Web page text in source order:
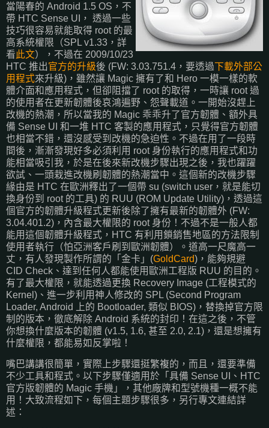
當陽春的 Android 1.5 OS，不
帶 HTC Sense UI， 透過一些
技巧很容易就能取得 root 的最
高系統權限（SPL v1.33，詳
看此文），不過在 2009/10/23
HTC 推出官方的升級後 (FW: 3.03.751.4，要透過下載外部公
用程式來升級)，雖然讓 Magic 擁有了和 Hero 一模一樣的軟
體介面和應用程式，但卻阻擋了 root 的取得，一時讓 root 過
的使用者在更新韌體後哀鴻遍野、怨聲載道。一開始沒趕上
改機的熱潮，所以當我的 Magic 乖乖升了官方韌體、額外具
備 Sense UI 和一堆 HTC 客製的應用程式，只覺得官方韌體
也相當不錯，還沒感受到改機的急迫性。不過在用了一段時
間後，漸漸發現好多必須利用 root 身份執行的應用程式和功
能相當吸引我，於是在後來新改機步驟出現之後，我也躍躍
欲試、一頭栽進改機刷韌體的熱潮當中。這個新的改機步驟
緣由是 HTC 在歐洲釋出了一個帶 su (switch user，就是能切
換身份到 root 的工具) 的 RUU (ROM Update Utility)，透過這
個官方的韌體升級程式更新後除了擁有最新的韌體外 (FW:
3.04.401.2)，內含最大權限的 root 身份！不過不是一般人都
能用這個韌體升級程式，HTC 有利用鎖銷售地區的方法限制
使用者執行（怕亞洲客戶刷到歐洲韌體）。道高一尺魔高一
丈，有人發現製作所謂的「金卡」(GoldCard)，能夠規避
CID Check、達到任何人都能使用歐洲工程版 RUU 的目的。
有了最大權限，就能透過更換 Recovery Image (工程模式的
Kernel)、進一步利用神人修改的 SPL (Second Program
Loader, Android 上的 Bootloader, 類似 BIOS)，替換掉官方限
制的版本，徹底解除 Android 系統的封印！在這之後，不管
你想換什麼版本的韌體 (v1.5, 1.6, 甚至 2.0, 2.1)，還是想擁有
什麼權限，都能易如反掌啦！
嘴巴講講很簡單，實際上步驟還挺繁複的，而且，還要準備
不少工具和程式。以下步驟僅適用於「具備 Sense UI、HTC
官方版韌體的 Magic 手機」，其他廠牌和型號機種一概不能
用！大致流程如下，每個主題步驟很多，另行專文連結詳
述：